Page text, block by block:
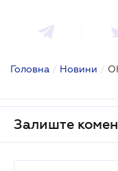
Головна / Новини /
Залиште